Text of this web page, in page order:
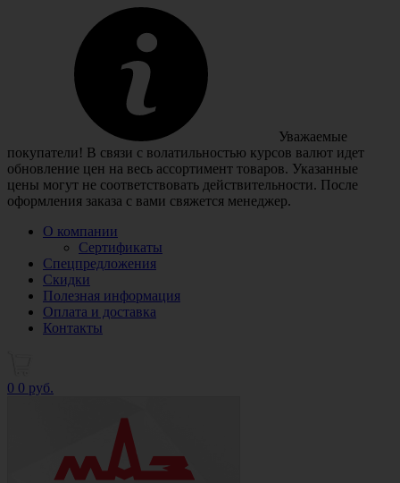
Уважаемые
покупатели! В связи с волатильностью курсов валют идет
обновление цен на весь ассортимент товаров. Указанные
цены могут не соответствовать действительности. После
оформления заказа с вами свяжется менеджер.
О компании
Сертификаты
Спецпредложения
Скидки
Полезная информация
Оплата и доставка
Контакты
0 0 руб.